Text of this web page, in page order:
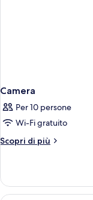
Camera
Per 10 persone
Wi-Fi gratuito
Scopri di più
Altri